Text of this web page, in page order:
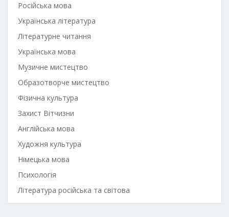
Російська мова
Українська література
Літературне читання
Українська мова
Музичне мистецтво
Образотворче мистецтво
Фізична культура
Захист Вітчизни
Англійська мова
Художня культура
Німецька мова
Психологія
Література російська та світова